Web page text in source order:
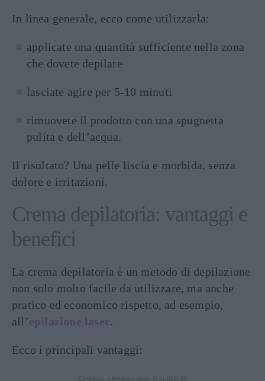
In linea generale, ecco come utilizzarla:
applicate una quantità sufficiente nella zona
che dovete depilare
lasciate agire per 5-10 minuti
rimuovete il prodotto con una spugnetta
pulita e dell’acqua.
Il risultato? Una pelle liscia e morbida, senza
dolore e irritazioni.
Crema depilatoria: vantaggi e
benefici
La crema depilatoria è un metodo di depilazione
non solo molto facile da utilizzare, ma anche
pratico ed economico rispetto, ad esempio,
all’epilazione laser.
Ecco i principali vantaggi: